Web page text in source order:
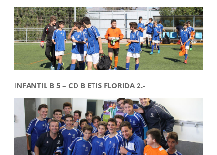
INFANTIL B 5 – CD B ETIS FLORIDA 2.-